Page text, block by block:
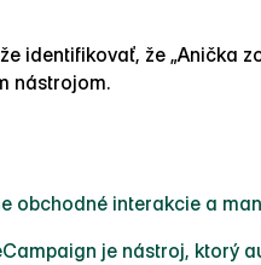
identifikovať, že „Anička
nástrojom.
obchodné interakcie a
je nástroj, ktorý